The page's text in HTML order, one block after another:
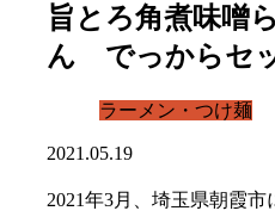
旨とろ角煮味噌
ん でっからセ
ラーメン・つけ麺
2021.05.19
2021年3月、埼玉県朝霞市